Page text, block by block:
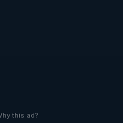
this ad?